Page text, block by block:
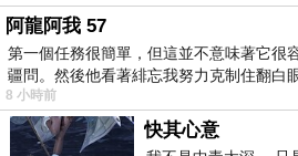
「耶！是大墩耶！」
媽媽很疑惑：『大墩比較好玩嗎？
玩嗎？』
阿龍阿我 57
第一個任務很簡單，但這並不意味著它很
疆問。然後他看著緋忘我努力克制住翻白
8 小時前
快其心意